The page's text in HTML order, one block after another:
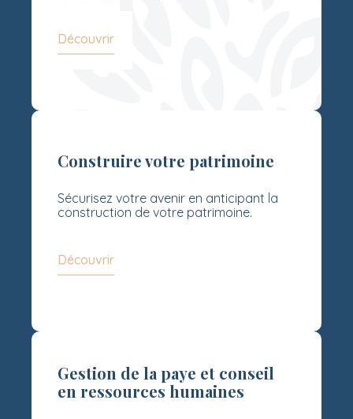
Découvrir
Construire votre patrimoine
Sécurisez votre avenir en anticipant la
construction de votre patrimoine.
Découvrir
Gestion de la paye et conseil
en ressources humaines